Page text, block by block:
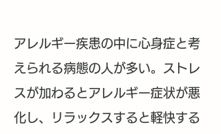
アレルギー疾患の中に心身症と考
えられる病態の人が多い。ストレ
スが加わるとアレルギー症状が悪
化し、リラックスすると軽快する